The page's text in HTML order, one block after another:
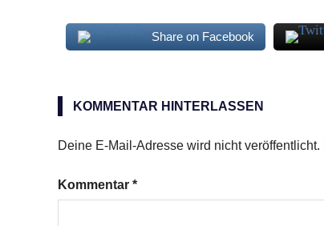
Share on Facebook
Apfel
Walnüsse
Muffins
KOMMENTAR HINTERLASSEN
Deine E-Mail-Adresse wird nicht veröffentlicht.
Kommentar *